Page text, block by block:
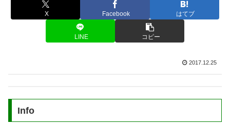
X Facebook はてブ
LINE コピー
2017.12.25
Info